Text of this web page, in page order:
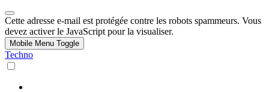
Cette adresse e-mail est protégée contre les robots spammeurs. Vous
devez activer le JavaScript pour la visualiser.
Mobile Menu Toggle
Techno